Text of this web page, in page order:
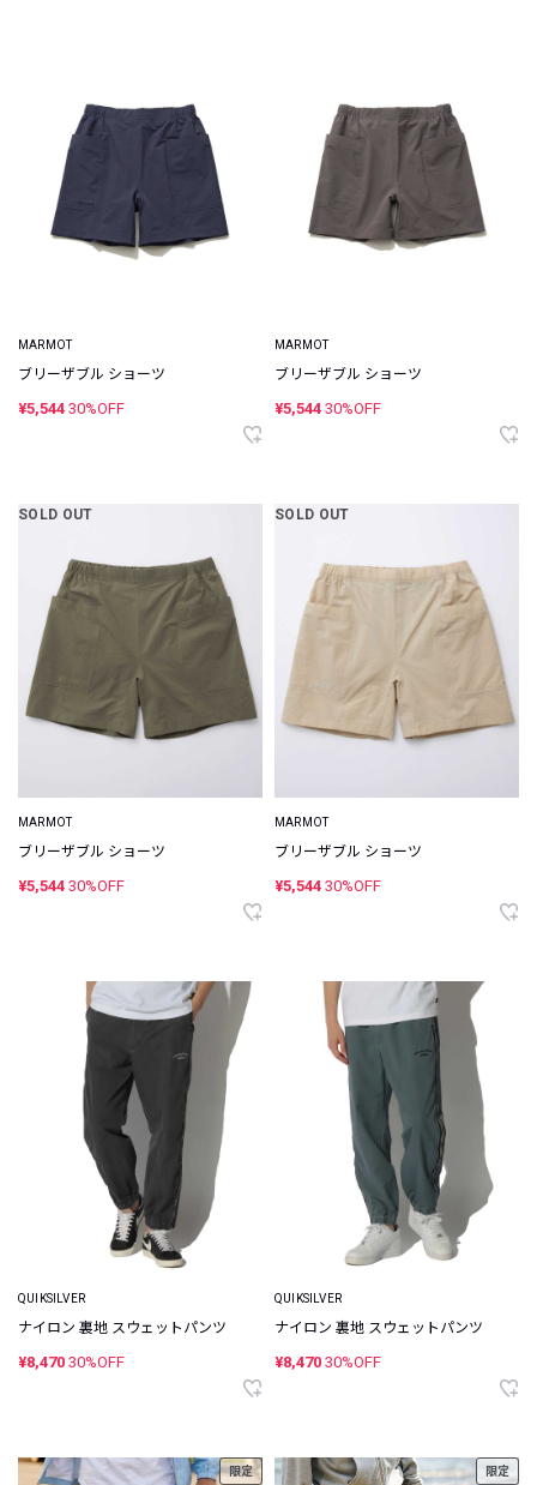
MARMOT
ブリーザブル ショーツ
¥5,544 30%OFF
MARMOT
ブリーザブル ショーツ
¥5,544 30%OFF
SOLD OUT
MARMOT
ブリーザブル ショーツ
¥5,544 30%OFF
SOLD OUT
MARMOT
ブリーザブル ショーツ
¥5,544 30%OFF
QUIKSILVER
ナイロン 裏地 スウェットパンツ
¥8,470 30%OFF
QUIKSILVER
ナイロン 裏地 スウェットパンツ
¥8,470 30%OFF
限定 限定